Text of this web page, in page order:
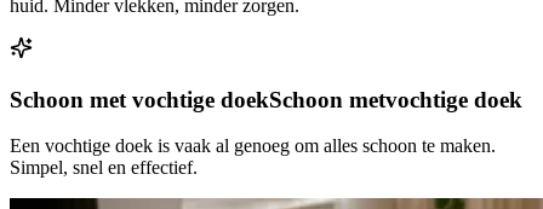
huid. Minder vlekken, minder zorgen.
Schoon met vochtige doekSchoon metvochtige doek
Een vochtige doek is vaak al genoeg om alles schoon te maken.
Simpel, snel en effectief.